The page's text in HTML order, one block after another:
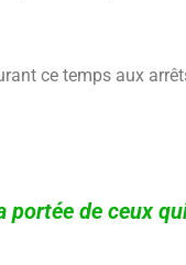
ce temps aux
portée de ceux